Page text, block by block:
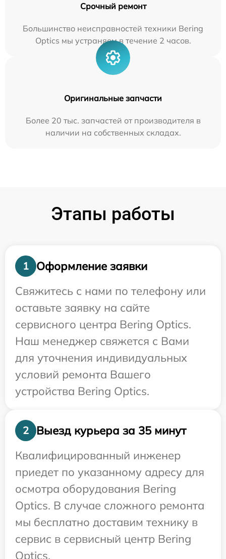
Срочный ремонт
Большинство неисправностей техники Bering
Optics мы устраняем в течение 2 часов.
Оригинальные запчасти
Более 20 тыс. запчастей от производителя в
наличии на собственных складах.
Этапы работы
1
Оформление заявки
Свяжитесь с нами по телефону или
оставьте заявку на сайте
сервисного центра Bering Optics.
Наш менеджер свяжется с Вами
для уточнения индивидуальных
условий ремонта Вашего
устройства Bering Optics.
2
Выезд курьера за 35 минут
Квалифицированный инженер
приедет по указанному адресу для
осмотра оборудования Bering
Optics. В случае сложного ремонта
мы бесплатно доставим технику в
сервис в сервисный центр Bering
Optics.